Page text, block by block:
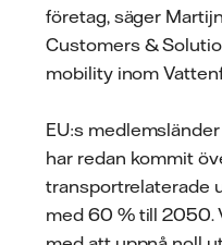
företag, säger
Customers &
mobility inom
EU:s
har redan kommit
transportrelaterade
med 60 % till 2050.